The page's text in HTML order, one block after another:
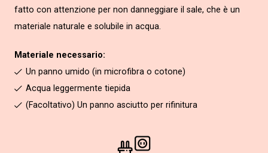
fatto con attenzione per non danneggiare il sale, che è un
materiale naturale e solubile in acqua.
Materiale necessario:
Un panno umido (in microfibra o cotone)
Acqua leggermente tiepida
(Facoltativo) Un panno asciutto per rifinitura